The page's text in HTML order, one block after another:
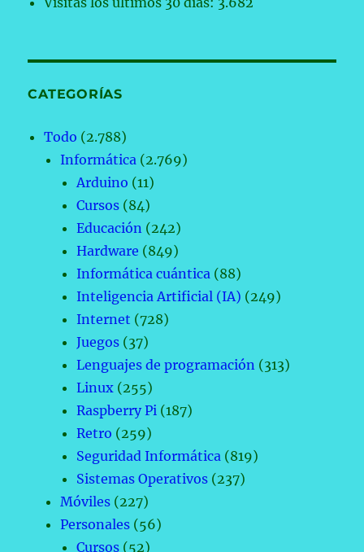
CATEGORÍAS
Todo (2.788)
Informática (2.769)
Arduino (11)
Cursos (84)
Educación (242)
Hardware (849)
Informática cuántica (88)
Inteligencia Artificial (IA) (249)
Internet (728)
Juegos (37)
Lenguajes de programación (313)
Linux (255)
Raspberry Pi (187)
Retro (259)
Seguridad Informática (819)
Sistemas Operativos (237)
Móviles (227)
Personales (56)
Cursos (52)